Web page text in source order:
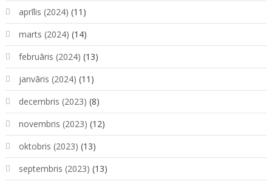
aprīlis (2024) (11)
marts (2024) (14)
februāris (2024) (13)
janvāris (2024) (11)
decembris (2023) (8)
novembris (2023) (12)
oktobris (2023) (13)
septembris (2023) (13)